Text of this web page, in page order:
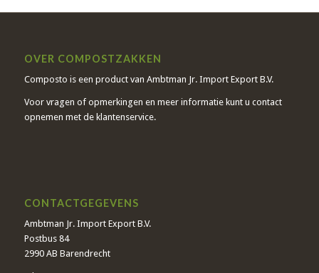
OVER COMPOSTZAKKEN
Composto is een product van Ambtman Jr. Import Export B.V.
Voor vragen of opmerkingen en meer informatie kunt u contact
opnemen met de klantenservice.
CONTACTGEGEVENS
Ambtman Jr. Import Export B.V.
Postbus 84
2990 AB Barendrecht